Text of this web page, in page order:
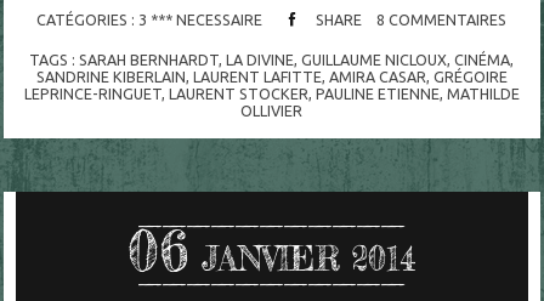
CATÉGORIES : 3 *** NECESSAIRE SHARE 8 COMMENTAIRES
TAGS :SARAH BERNHARDT ,LA DIVINE ,GUILLAUME NICLOUX ,CINÉMA
SANDRINE KIBERLAIN LAURENT LAFITTE AMIRA CASAR GRÉGOIRE
LEPRINCE-RINGUET, LAURENT STOCKER PAULINE ETIENNE MATHILDE
OLLIVIER
06 JANVIER 2014